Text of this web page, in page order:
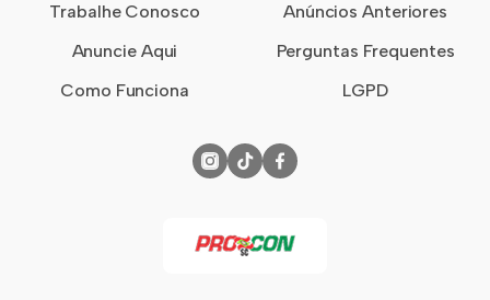
Trabalhe Conosco
Anúncios Anteriores
Anuncie Aqui
Perguntas Frequentes
Como Funciona
LGPD